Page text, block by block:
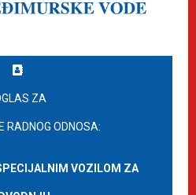
ZA
RADNOG ODNOSA:
VOZILOM ZA